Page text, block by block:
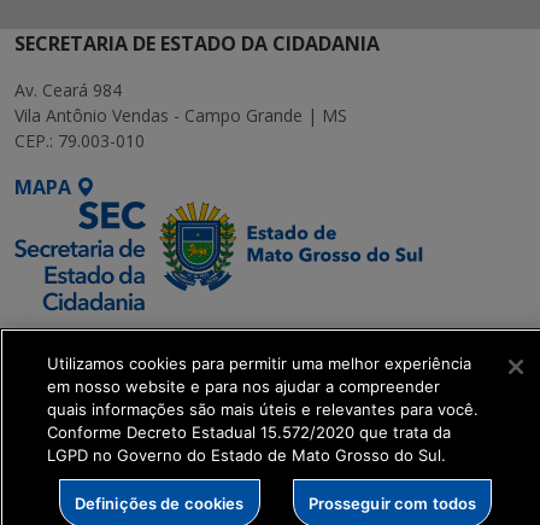
SECRETARIA DE ESTADO DA CIDADANIA
Av. Ceará 984
Vila Antônio Vendas - Campo Grande | MS
CEP.: 79.003-010
MAPA
Executiva de
Transformação Digital
get_footer();
Utilizamos cookies para permitir uma melhor experiência
em nosso website e para nos ajudar a compreender
quais informações são mais úteis e relevantes para você.
Conforme Decreto Estadual 15.572/2020 que trata da
LGPD no Governo do Estado de Mato Grosso do Sul.
Definições de cookies Prosseguir com todos